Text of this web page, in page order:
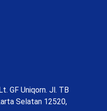
GF Uniqorn. Jl. TB
Selatan 12520,